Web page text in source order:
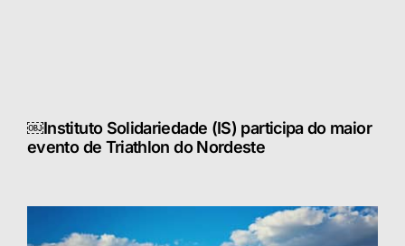
￼Instituto Solidariedade (IS) participa do maior
evento de Triathlon do Nordeste